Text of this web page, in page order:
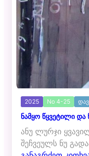
2025 No 4-25
ნამყო წყვეტილი და
ანუ ლურჯი
შეჩვეულს ნუ